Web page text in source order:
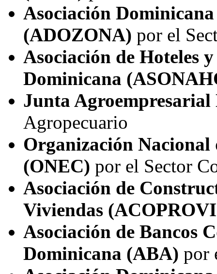
Asociación
(ADOZONA) por el
Asociación de Hoteles
Dominicana
Junta
Agropecuario
Organización Nacional
(ONEC) por el Sector
Asociación de
Viviendas
Asociación de Bancos
Dominicana (ABA) por